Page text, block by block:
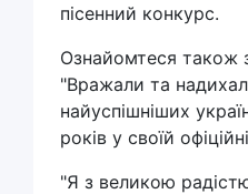
пісенний конкурс.
Ознайомтеся також
"Вражали та
найуспішніших
років у своїй
"Я з великою